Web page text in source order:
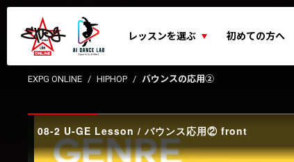
レッスンを選ぶ 初めての方へ
EXPG ONLINE HIPHOP バウンスの応用②
08-2 U-GE Lesson / バウンス応用② front